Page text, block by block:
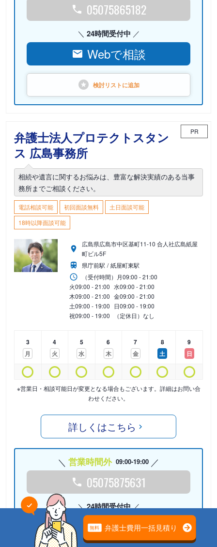
05075865182
24時間受付中
Webで相談
検討リストに追加
弁護士法人プロテクトスタン
ス 広島事務所
PR
相続や遺言に関するお悩みは、豊富な解決実績のある当事
務所までご相談ください。
電話相談可能 初回面談無料
土日面談可能
18時以降面談可能
広島県広島市中区基町11-10 合人社広島紙屋
町ビル5F
県庁前駅
紙屋町東駅
（受付時間） 月09:00 - 21:00
火09:00 - 21:00 水09:00 - 21:00
木09:00 - 21:00 金09:00 - 21:00
土09:00 - 19:00 日09:00 - 19:00
祝09:00 - 19:00 （定休日）なし
3
月
4
火
5
水
6
木
7
金
8
土
9
日
※営業日・相談可能日が変更となる場合もございます。詳細はお問い合
わせください。
詳しくはこちら
営業時間外 09:00-19:00
05075875631
24時間受付中
Webで相談